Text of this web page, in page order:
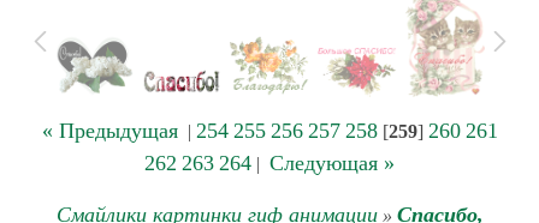
« Предыдущая| 254 255 256 257 258[259] 260 261
262 263 264 | Следующая »
Смайлики картинки гиф анимации» Спасибо,